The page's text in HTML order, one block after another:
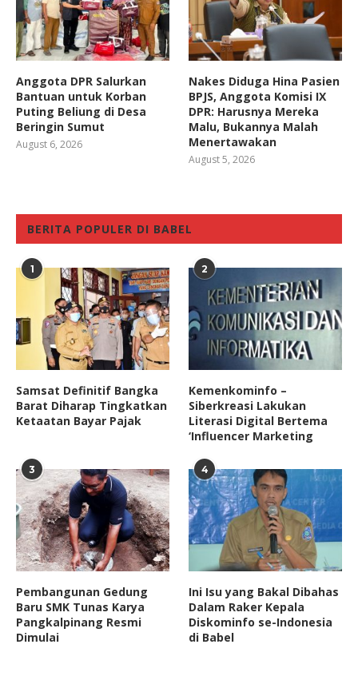
Anggota DPR Salurkan
Bantuan untuk Korban
Puting Beliung di Desa
Beringin Sumut
August 6, 2026
Nakes Diduga Hina Pasien
BPJS, Anggota Komisi IX
DPR: Harusnya Mereka
Malu, Bukannya Malah
Menertawakan
August 5, 2026
BERITA POPULER DI BABEL
1
Samsat Definitif Bangka
Barat Diharap Tingkatkan
Ketaatan Bayar Pajak
2
Kemenkominfo –
Siberkreasi Lakukan
Literasi Digital Bertema
‘Influencer Marketing
3
Pembangunan Gedung
Baru SMK Tunas Karya
Pangkalpinang Resmi
Dimulai
4
Ini Isu yang Bakal Dibahas
Dalam Raker Kepala
Diskominfo se-Indonesia
di Babel